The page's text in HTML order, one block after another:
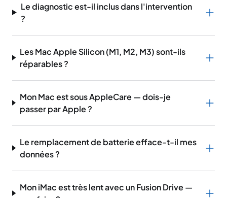
Le diagnostic est-il inclus dans l'intervention
?
Les Mac Apple Silicon (M1, M2, M3) sont-ils
réparables ?
Mon Mac est sous AppleCare — dois-je
passer par Apple ?
Le remplacement de batterie efface-t-il mes
données ?
Mon iMac est très lent avec un Fusion Drive —